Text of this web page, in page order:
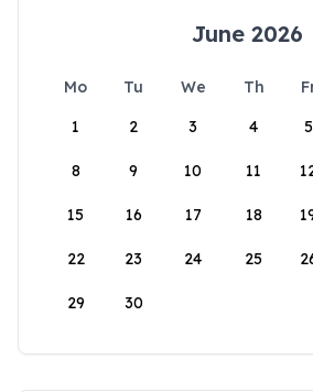
June 2026
Mo Tu We Th
1
2 3 4 5
8 9 10 11
15 16 17 18
22 23 24 25
29 30